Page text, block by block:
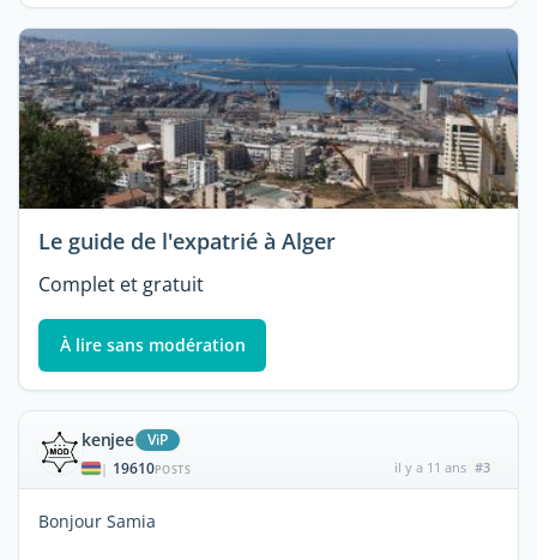
Le guide de l'expatrié à Alger
Complet et gratuit
À lire sans modération
kenjee ViP
| 19610POSTS il y a 11 ans #3
Bonjour Samia